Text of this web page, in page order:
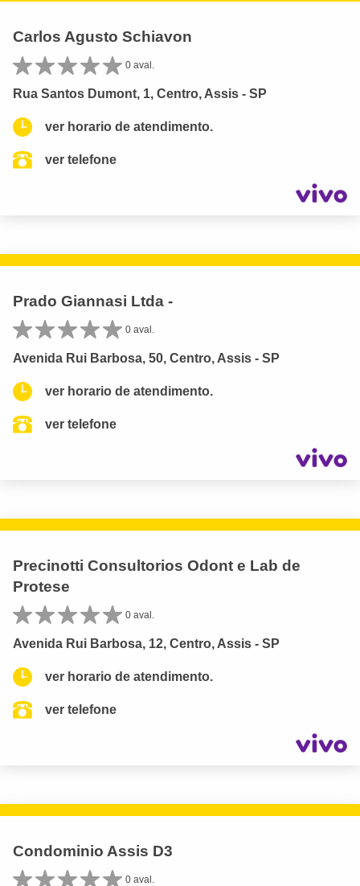
Carlos Agusto Schiavon
0 aval.
Rua Santos Dumont, 1, Centro, Assis - SP
ver horario de atendimento.
ver telefone
Prado Giannasi Ltda -
0 aval.
Avenida Rui Barbosa, 50, Centro, Assis - SP
ver horario de atendimento.
ver telefone
Precinotti Consultorios Odont e Lab de
Protese
0 aval.
Avenida Rui Barbosa, 12, Centro, Assis - SP
ver horario de atendimento.
ver telefone
Condominio Assis D3
0 aval.